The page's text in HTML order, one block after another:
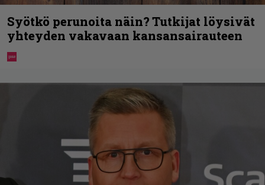
Syötkö perunoita näin? Tutkijat löysivät
yhteyden vakavaan kansansairauteen